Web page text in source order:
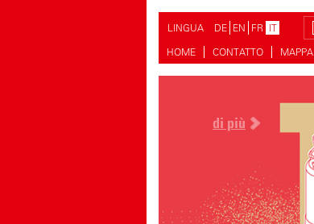
LINGUA DE EN FR IT
HOME
CONTATTO MAPPA
di più